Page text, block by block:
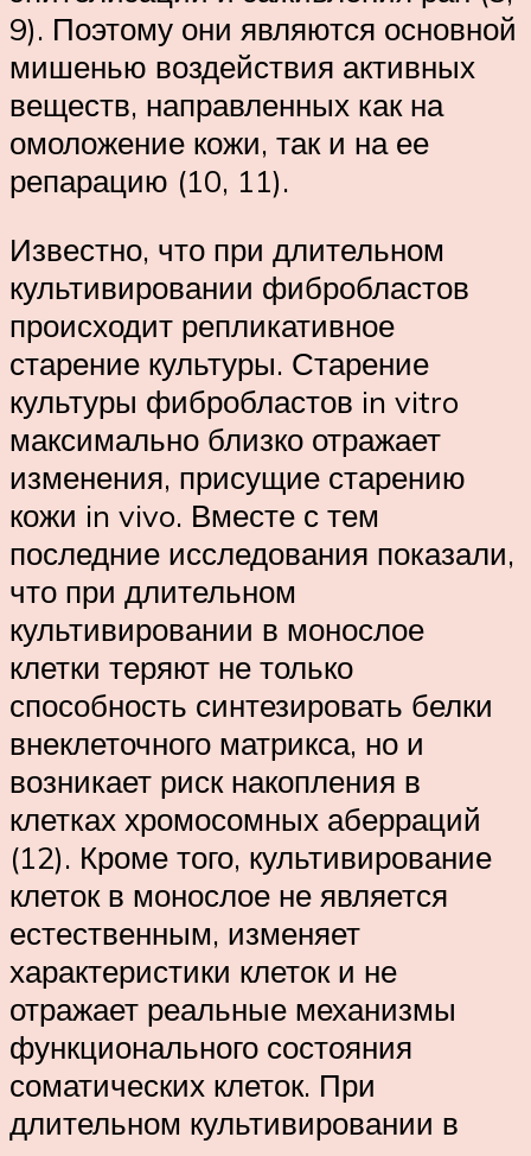
9). Поэтому они являются основной
мишенью воздействия активных
веществ, направленных как на
омоложение кожи, так и на ее
репарацию (10, 11).
Известно, что при длительном
культивировании фибробластов
происходит репликативное
старение культуры. Старение
культуры фибробластов in vitro
максимально близко отражает
изменения, присущие старению
кожи in vivo. Вместе с тем
последние исследования показали,
что при длительном
культивировании в монослое
клетки теряют не только
способность синтезировать белки
внеклеточного матрикса, но и
возникает риск накопления в
клетках хромосомных аберраций
(12). Кроме того, культивирование
клеток в монослое не является
естественным, изменяет
характеристики клеток и не
отражает реальные механизмы
функционального состояния
соматических клеток. При
длительном культивировании в